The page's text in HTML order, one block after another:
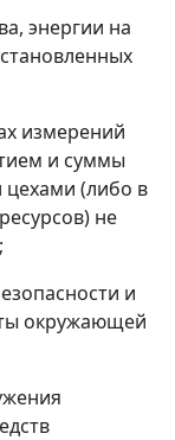
энергии на
измерений
и суммы
цехами (либо в
не
и
окружающей